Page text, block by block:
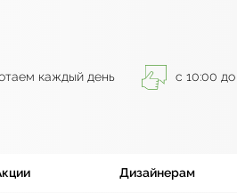
каждый день с 10:00 до
Дизайнерам